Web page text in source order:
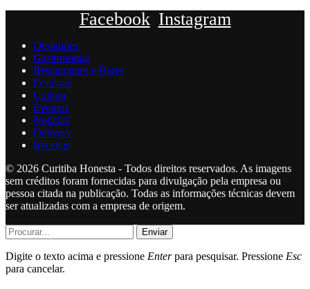
Facebook Instagram
Destaques
Gastronomia
Restaurantes e Bares
Festivais
Cultura
Eventos
Notícias
Delivery
Receitas
© 2026 Curitiba Honesta - Todos direitos reservados. As imagens
sem créditos foram fornecidas para divulgação pela empresa ou
pessoa citada na publicação. Todas as informações técnicas devem
ser atualizadas com a empresa de origem.
Enviar
Digite o texto acima e pressione Enterpara pesquisar. Pressione Esc
para cancelar.